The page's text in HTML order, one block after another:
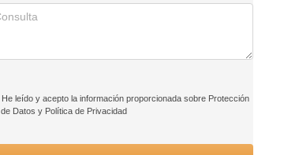
He leído y acepto la información proporcionada sobre Protección
de Datos y Política de Privacidad